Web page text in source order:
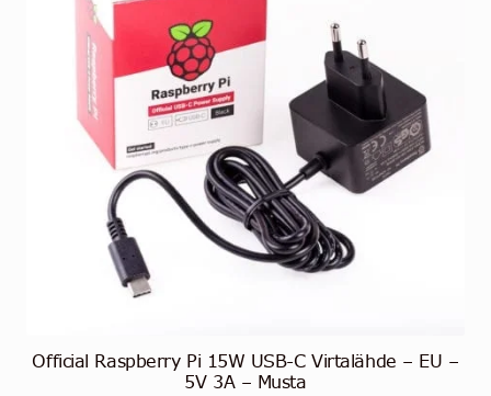
Official Raspberry Pi 15W USB-C Virtalähde – EU –
5V 3A – Musta